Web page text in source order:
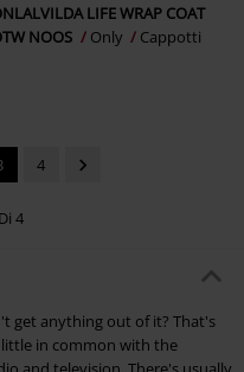
LIFE WRAP COAT
NOOS
Only Cappotti
4
4
get anything out of it? That's
in common with the